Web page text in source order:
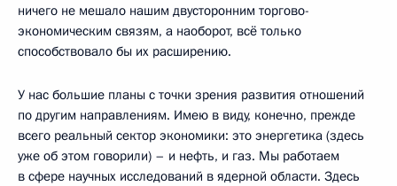
ничего не мешало нашим двусторонним торгово-
экономическим связям, а наоборот, всё только
способствовало бы их расширению.
У нас большие планы с точки зрения развития отношений
по другим направлениям. Имею в виду, конечно, прежде
всего реальный сектор экономики: это энергетика (здесь
уже об этом говорили) – и нефть, и газ. Мы работаем
в сфере научных исследований в ядерной области. Здесь